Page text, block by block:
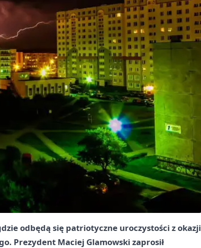
odbędą się patriotyczne uroczystości z okazji
Prezydent Maciej Glamowski zaprosił